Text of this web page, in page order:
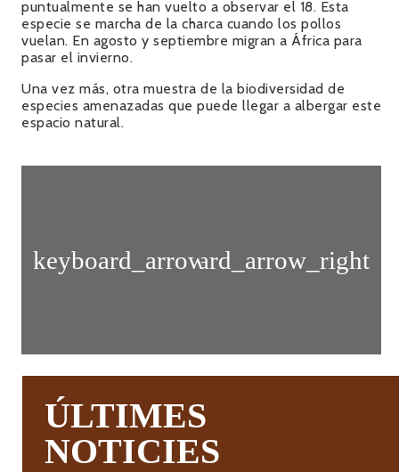
puntualmente se han vuelto a observar el 18. Esta
especie se marcha de la charca cuando los pollos
vuelan. En agosto y septiembre migran a África para
pasar el invierno.
Una vez más, otra muestra de la biodiversidad de
especies amenazadas que puede llegar a albergar este
espacio natural.
CLOT
EN
EL
ÚLTIMES
NOTICIES